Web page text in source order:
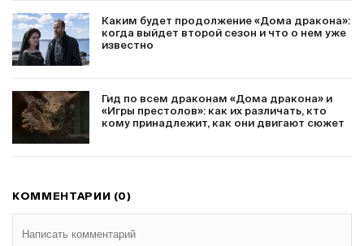
Каким будет продолжение «Дома дракона»:
когда выйдет второй сезон и что о нем уже
известно
Гид по всем драконам «Дома дракона» и
«Игры престолов»: как их различать, кто
кому принадлежит, как они двигают сюжет
КОММЕНТАРИИ (0)